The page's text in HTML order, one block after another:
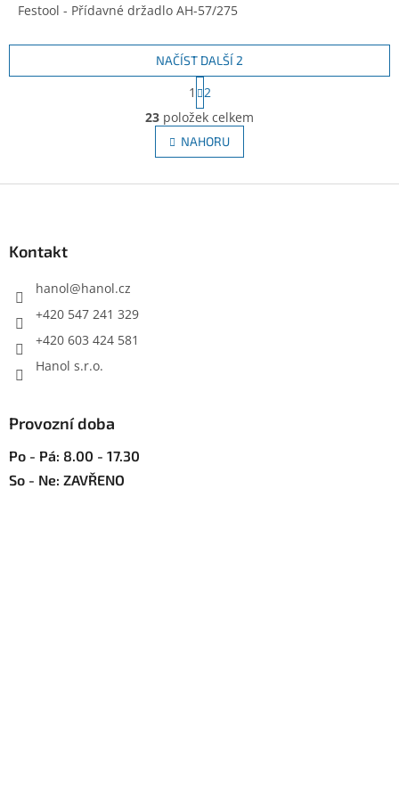
Festool - Přídavné držadlo AH-57/275
O
v
l
á
NAČÍST DALŠÍ 2
S
t
r
á
n
k
v
1
2
23 položek celkem
NAHORU
Kontakt
hanol@hanol.cz
+420 547 241 329
+420 603 424 581
Hanol s.r.o.
Provozní doba
Po - Pá: 8.00 - 17.30
So - Ne: ZAVŘENO